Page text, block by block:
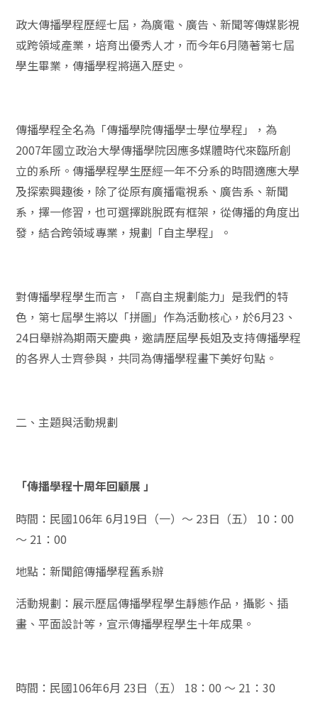
政大傳播學程歷經七屆，為廣電、廣告、新聞等傳媒影視
或跨領域產業，培育出優秀人才，而今年6月隨著第七屆
學生畢業，傳播學程將邁入歷史。
傳播學程全名為「傳播學院傳播學士學位學程」，為
2007年國立政治大學傳播學院因應多媒體時代來臨所創
立的系所。傳播學程學生歷經一年不分系的時間適應大學
及探索興趣後，除了從原有廣播電視系、廣告系、新聞
系，擇一修習，也可選擇跳脫既有框架，從傳播的角度出
發，結合跨領域專業，規劃「自主學程」。
對傳播學程學生而言，「高自主規劃能力」是我們的特
色，第七屆學生將以「拼圖」作為活動核心，於6月23、
24日舉辦為期兩天慶典，邀請歷屆學長姐及支持傳播學程
的各界人士齊參與，共同為傳播學程畫下美好句點。
二、主題與活動規劃
「傳播學程十周年回顧展 」
時間：民國106年 6月19日（一）～ 23日（五） 10：00
～ 21：00
地點：新聞館傳播學程舊系辦
活動規劃：展示歷屆傳播學程學生靜態作品，攝影、插
畫、平面設計等，宣示傳播學程學生十年成果。
時間：民國106年6月 23日（五） 18：00 ～ 21：30